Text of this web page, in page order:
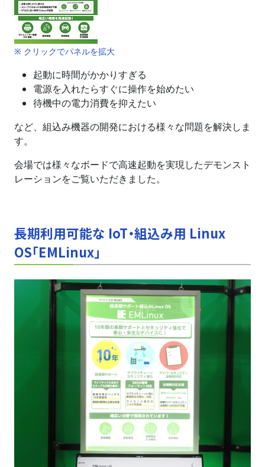
※ クリックでパネルを拡大
起動に時間がかかりすぎる
電源を入れたらすぐに操作を始めたい
待機中の電力消費を抑えたい
など、組込み機器の開発における様々な問題を解決しま
す。
会場では様々なボードで高速起動を実現したデモンスト
レーションをご覧いただきました。
長期利用可能な IoT・組込み用 Linux
OS「EMLinux」